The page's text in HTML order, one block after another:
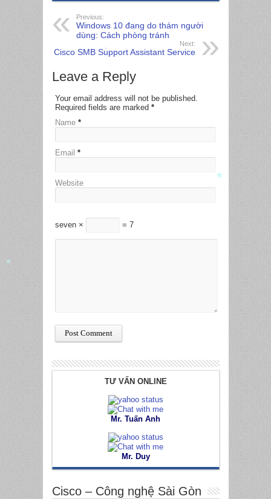
Previous:
Windows 10 đang do thám người
dùng: Cách phòng tránh
Next:
Cisco SMB Support Assistant Service
Leave a Reply
Your email address will not be published.
Required fields are marked *
Name *
Email *
Website
seven × = 7
TƯ VẤN ONLINE
Mr. Tuấn Anh
Mr. Duy
Cisco – Công nghệ Sài Gòn
*